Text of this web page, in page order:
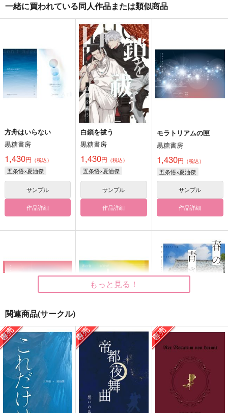
一緒に買われている同人作品または類似商品
方舟はいらない
黒糖書房
1,430円 （税込）
五条悟×夏油傑
サンプル
作品詳細
白鎖を祓う
黒糖書房
1,430円 （税込）
五条悟×夏油傑
サンプル
作品詳細
モラトリアムの匣
黒糖書房
1,430円 （税込）
五条悟×夏油傑
サンプル
作品詳細
モラトリアムの匣２
黒糖書房
1,430 円（税込）
五条悟×夏油傑
サンプル
君の音だけが色づいて
黒糖書房
（税込）
五条悟×夏油傑
春の青さの瓶詰め
黒糖書房
1,430円 （税込）
オールキャラ
サンプル
もっと見る！
関連商品(サークル)